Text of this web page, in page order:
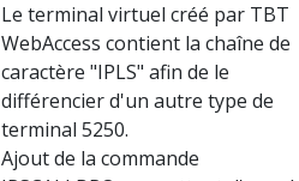
Le terminal virtuel créé par TBT
WebAccess contient la chaîne de
caractère "IPLS" afin de le
différencier d'un autre type de
terminal 5250.
Ajout de la commande